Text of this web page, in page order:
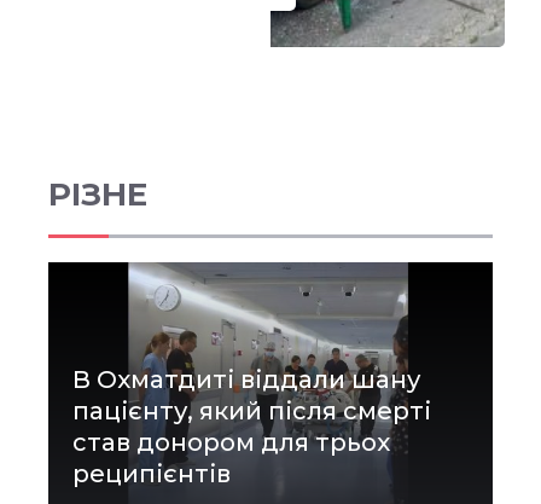
РІЗНЕ
В Охматдиті віддали шану
пацієнту, який після смерті
став донором для трьох
реципієнтів